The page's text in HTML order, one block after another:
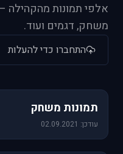
אלפי תמונות מהקהילה
משחק, דגמים ועוד.
התחברו כדי להעלות
תמונות משחק
עודכן: 02.09.2021